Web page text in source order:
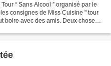
“ Sans Alcool ” organisé par le
consignes de Miss Cuisine " tour
boire avec des amis. Deux choses